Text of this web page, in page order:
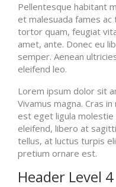
Pellentesque habitant
et malesuada fames
tortor quam, feugiat
amet, ante. Donec eu
semper. Aenean
eleifend leo.
Lorem ipsum dolor sit
Vivamus magna. Cras
est eget ligula molestie
eleifend, libero at
tellus, at luctus turpis
pretium ornare est.
Header Level 4